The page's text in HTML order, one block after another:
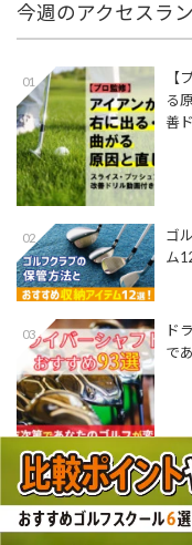
今週のアクセスラ
01
【
る
善
02
ゴ
ム
03
ド
で
04
ユ
に